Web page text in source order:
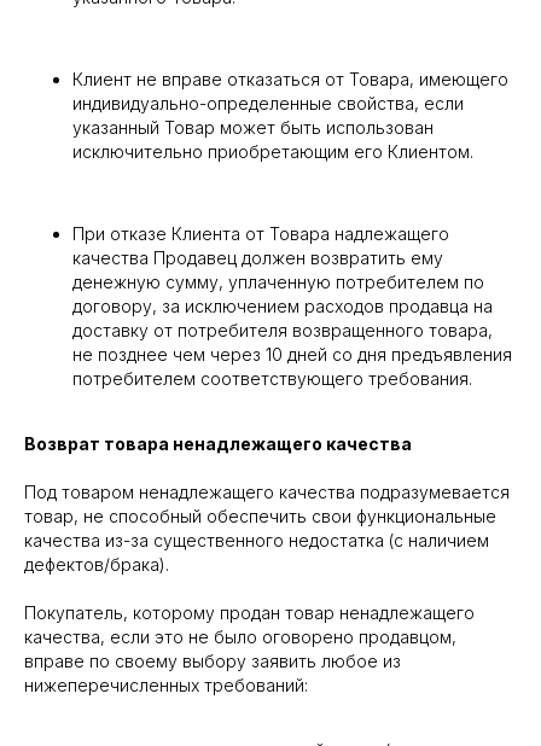
Клиент не вправе отказаться от Товара, имеющего
индивидуально-определенные свойства, если
указанный Товар может быть использован
исключительно приобретающим его Клиентом.
При отказе Клиента от Товара надлежащего
качества Продавец должен возвратить ему
денежную сумму, уплаченную потребителем по
договору, за исключением расходов продавца на
доставку от потребителя возвращенного товара,
не позднее чем через 10 дней со дня предъявления
потребителем соответствующего требования.
Возврат товара ненадлежащего качества
Под товаром ненадлежащего качества подразумевается
товар, не способный обеспечить свои функциональные
качества из-за существенного недостатка (с наличием
дефектов/брака).
Покупатель, которому продан товар ненадлежащего
качества, если это не было оговорено продавцом,
вправе по своему выбору заявить любое из
нижеперечисленных требований: